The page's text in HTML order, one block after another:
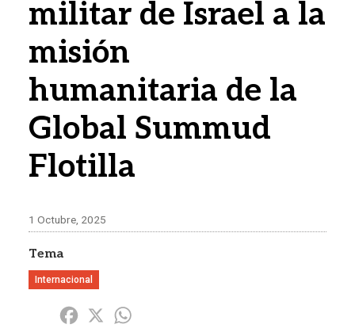
militar de Israel a la
misión
humanitaria de la
Global Summud
Flotilla
1 Octubre, 2025
Tema
Internacional
Share Facebook
X